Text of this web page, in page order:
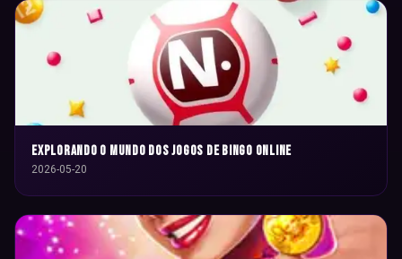
Explorando o Mundo dos Jogos de Bingo Online
2026-05-20